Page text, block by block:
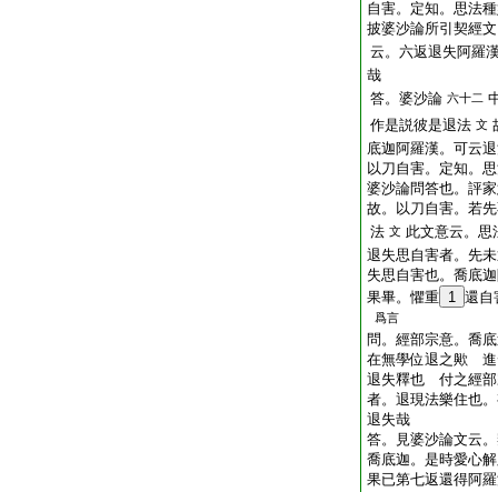
自害。定知。思法
披婆沙論所引契經
云。六返退失阿羅
哉
答。婆沙論 六十二
作是説彼是退法 文
底迦阿羅漢。可云
以刀自害。定知。
婆沙論問答也。評
故。以刀自害。若
法 文 此文意云。思
退失思自害者。先
失思自害也。喬底
果畢。懼重 1 還自
爲言
問。經部宗意。喬
在無學位退之歟 進
退失釋也 付之經部
者。退現法樂住也
退失哉
答。見婆沙論文云
喬底迦。是時愛心
果已第七返還得阿